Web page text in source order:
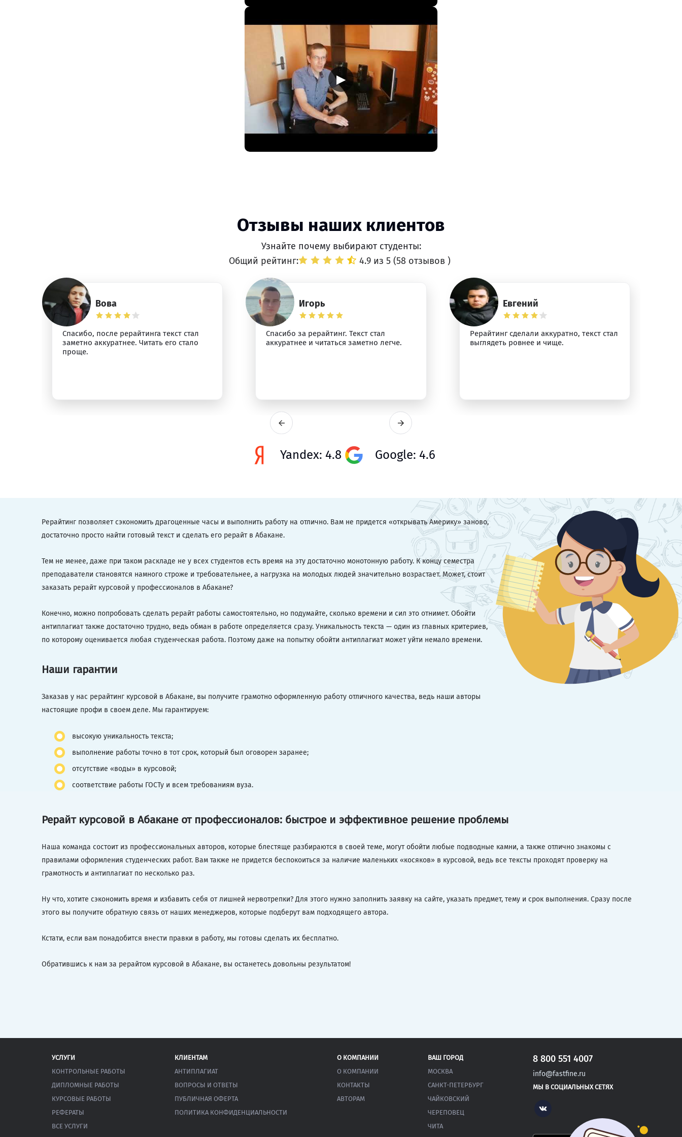
▶
Отзывы наших клиентов
Узнайте почему выбирают студенты:
Общий рейтинг:
4.9 из 5 (58 отзывов )
Вова
Спасибо, после рерайтинга текст стал
заметно аккуратнее. Читать его стало
проще.
Игорь
Спасибо за рерайтинг. Текст стал
аккуратнее и читаться заметно легче.
Евгений
Рерайтинг сделали аккуратно, текст стал
выглядеть ровнее и чище.
Yandex: 4.8 Google: 4.6
Рерайтинг позволяет сэкономить драгоценные часы и выполнить работу на отлично. Вам не придется «открывать Америку» заново,
достаточно просто найти готовый текст и сделать его рерайт в Абакане.
Тем не менее, даже при таком раскладе не у всех студентов есть время на эту достаточно монотонную работу. К концу семестра
преподаватели становятся намного строже и требовательнее, а нагрузка на молодых людей значительно возрастает. Может, стоит
заказать рерайт курсовой у профессионалов в Абакане?
Конечно, можно попробовать сделать рерайт работы самостоятельно, но подумайте, сколько времени и сил это отнимет. Обойти
антиплагиат также достаточно трудно, ведь обман в работе определяется сразу. Уникальность текста — один из главных критериев,
по которому оценивается любая студенческая работа. Поэтому даже на попытку обойти антиплагиат может уйти немало времени.
Наши гарантии
Заказав у нас рерайтинг курсовой в Абакане, вы получите грамотно оформленную работу отличного качества, ведь наши авторы
настоящие профи в своем деле. Мы гарантируем:
высокую уникальность текста;
выполнение работы точно в тот срок, который был оговорен заранее;
отсутствие «воды» в курсовой;
соответствие работы ГОСТу и всем требованиям вуза.
Рерайт курсовой в Абакане от профессионалов: быстрое и эффективное решение проблемы
Наша команда состоит из профессиональных авторов, которые блестяще разбираются в своей теме, могут обойти любые подводные камни, а также отлично знакомы с
правилами оформления студенческих работ. Вам также не придется беспокоиться за наличие маленьких «косяков» в курсовой, ведь все тексты проходят проверку на
грамотность и антиплагиат по несколько раз.
Ну что, хотите сэкономить время и избавить себя от лишней нервотрепки? Для этого нужно заполнить заявку на сайте, указать предмет, тему и срок выполнения. Сразу после
этого вы получите обратную связь от наших менеджеров, которые подберут вам подходящего автора.
Кстати, если вам понадобится внести правки в работу, мы готовы сделать их бесплатно.
Обратившись к нам за рерайтом курсовой в Абакане, вы останетесь довольны результатом!
УСЛУГИ
КОНТРОЛЬНЫЕ РАБОТЫ
ДИПЛОМНЫЕ РАБОТЫ
КУРСОВЫЕ РАБОТЫ
РЕФЕРАТЫ
ВСЕ УСЛУГИ
КЛИЕНТАМ
АНТИПЛАГИАТ
ВОПРОСЫ И ОТВЕТЫ
ПУБЛИЧНАЯ ОФЕРТА
ПОЛИТИКА КОНФИДЕНЦИАЛЬНОСТИ
О КОМПАНИИ
О КОМПАНИИ
КОНТАКТЫ
АВТОРАМ
ВАШ ГОРОД
МОСКВА
САНКТ-ПЕТЕРБУРГ
ЧАЙКОВСКИЙ
ЧЕРЕПОВЕЦ
ЧИТА
8 800 551 4007
info@fastfine.ru
МЫ В СОЦИАЛЬНЫХ СЕТЯХ
Vk